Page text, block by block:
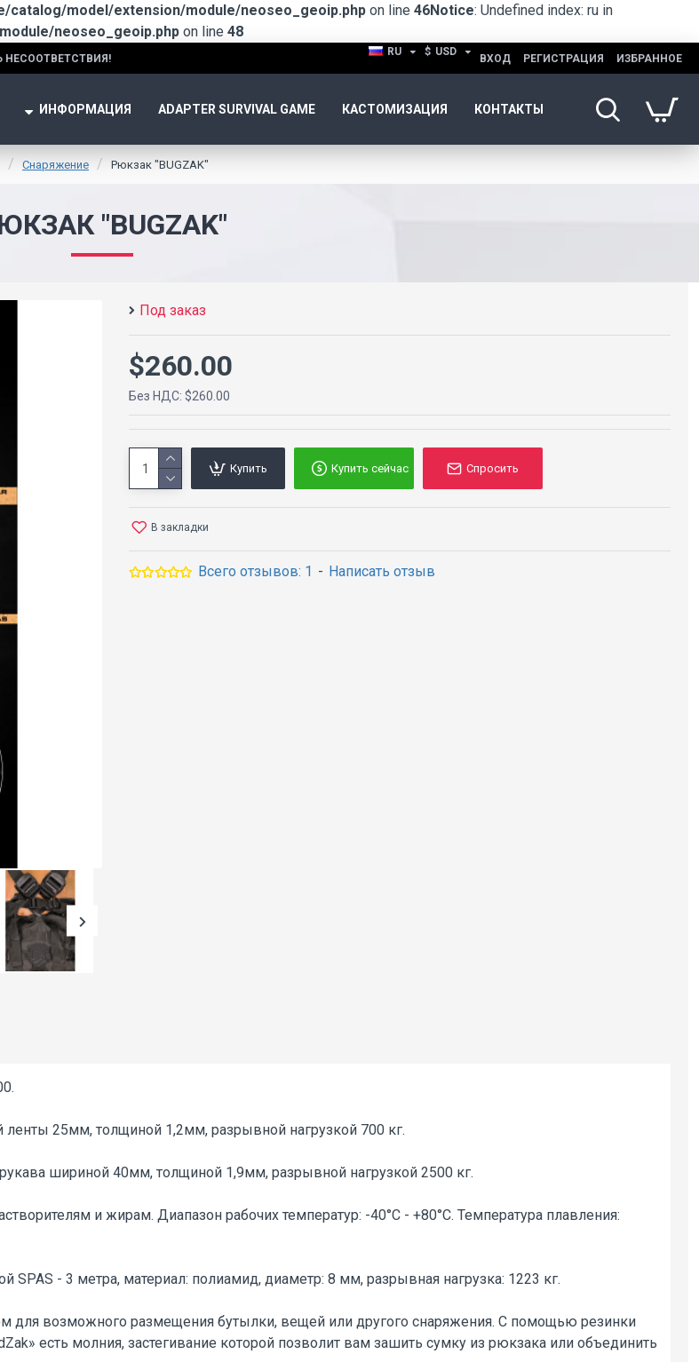
model/extension/module/neoseo_geoip.php on line 46Notice: Undefined index: ru in
neoseo_geoip.php on line 48
НЕСООТВЕТСТВИЯ!
RU $ USD
ВХОД РЕГИСТРАЦИЯ ИЗБРАННОЕ
ИНФОРМАЦИЯ ADAPTER SURVIVAL GAME КАСТОМИЗАЦИЯ КОНТАКТЫ
Снаряжение Рюкзак "BUGZAK"
"BUGZAK"
Под заказ
Всего отзывов: 1 - Написать отзыв
$260.00
Без НДС: $260.00
Купить Купить сейчас Спросить
В закладки
25мм, толщиной 1,2мм, разрывной нагрузкой 700 кг.
шириной 40мм, толщиной 1,9мм, разрывной нагрузкой 2500 кг.
и жирам. Диапазон рабочих температур: -40°С - +80°С. Температура плавления:
- 3 метра, материал: полиамид, диаметр: 8 мм, разрывная нагрузка: 1223 кг.
для возможного размещения бутылки, вещей или другого снаряжения. С помощью резинки
есть молния, застегивание которой позволит вам зашить сумку из рюкзака или объединить